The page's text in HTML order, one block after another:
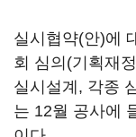
실시협약(안)에
회 심의(기획재
실시설계, 각종
는 12월 공사에